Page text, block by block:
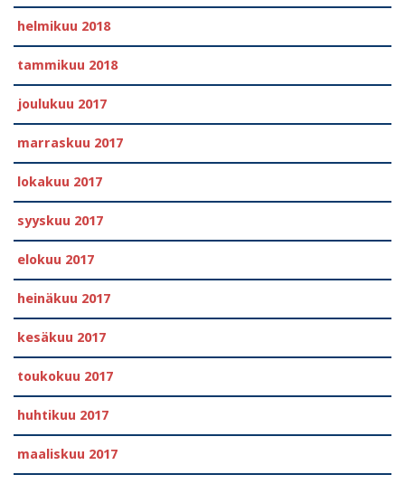
helmikuu 2018
tammikuu 2018
joulukuu 2017
marraskuu 2017
lokakuu 2017
syyskuu 2017
elokuu 2017
heinäkuu 2017
kesäkuu 2017
toukokuu 2017
huhtikuu 2017
maaliskuu 2017